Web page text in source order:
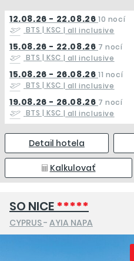
12.08.26 - 22.08.26 10 nocí
BTS | KSC | all inclusive
15.08.26 - 22.08.26 7 nocí
BTS | KSC | all inclusive
15.08.26 - 26.08.26 11 nocí
BTS | KSC | all inclusive
19.08.26 - 26.08.26 7 nocí
BTS | KSC | all inclusive
Detail hotela
Kalkulovať
SO NICE*****
CYPRUS- AYIA NAPA